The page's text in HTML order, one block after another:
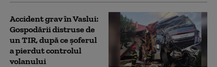
Accident grav în Vaslui:
Gospodării distruse de
un TIR, după ce șoferul
a pierdut controlul
volanului